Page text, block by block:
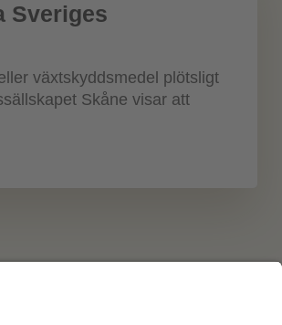
Sveriges
växtskyddsmedel plötsligt
Skåne visar att